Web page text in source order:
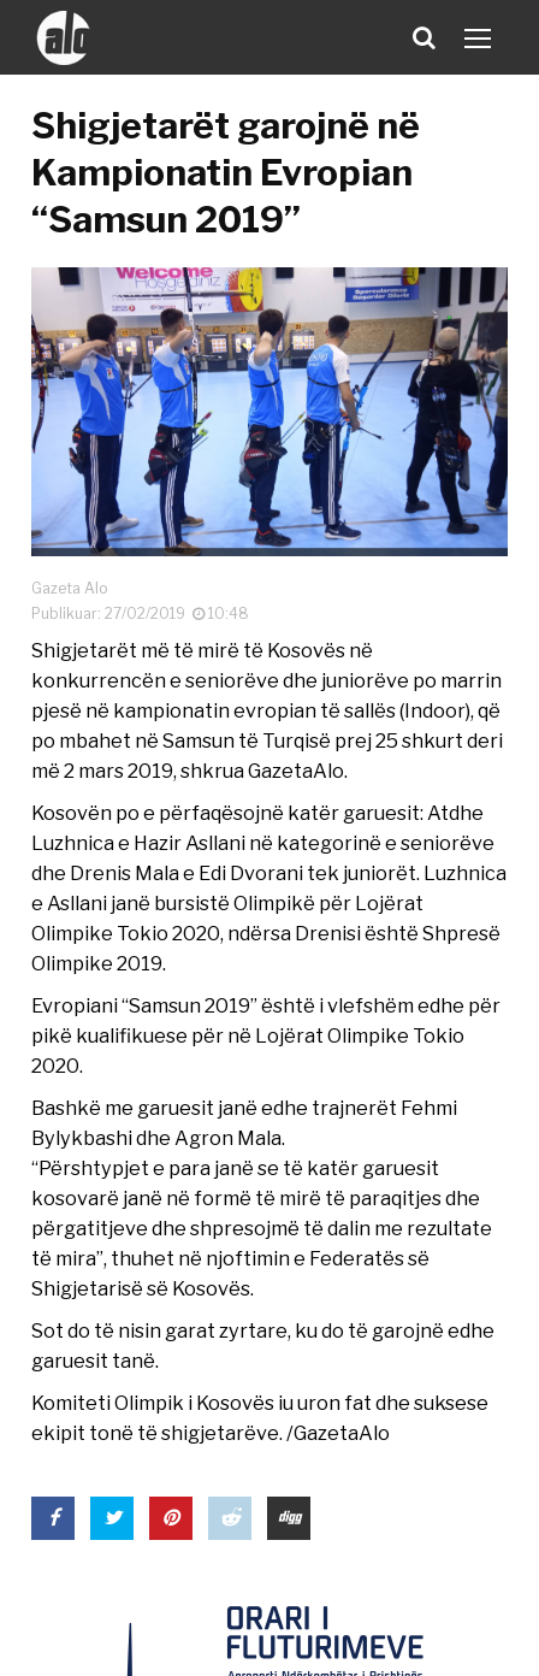
Shigjetarët garojnë në
Kampionatin Evropian
“Samsun 2019”
Gazeta Alo
Publikuar: 27/02/2019
10:48
Shigjetarët më të mirë të Kosovës në
konkurrencën e seniorëve dhe juniorëve po marrin
pjesë në kampionatin evropian të sallës (Indoor), që
po mbahet në Samsun të Turqisë prej 25 shkurt deri
më 2 mars 2019, shkrua GazetaAlo.
Kosovën po e përfaqësojnë katër garuesit: Atdhe
Luzhnica e Hazir Asllani në kategorinë e seniorëve
dhe Drenis Mala e Edi Dvorani tek juniorët. Luzhnica
e Asllani janë bursistë Olimpikë për Lojërat
Olimpike Tokio 2020, ndërsa Drenisi është Shpresë
Olimpike 2019.
Evropiani “Samsun 2019” është i vlefshëm edhe për
pikë kualifikuese për në Lojërat Olimpike Tokio
2020.
Bashkë me garuesit janë edhe trajnerët Fehmi
Bylykbashi dhe Agron Mala.
“Përshtypjet e para janë se të katër garuesit
kosovarë janë në formë të mirë të paraqitjes dhe
përgatitjeve dhe shpresojmë të dalin me rezultate
të mira”, thuhet në njoftimin e Federatës së
Shigjetarisë së Kosovës.
Sot do të nisin garat zyrtare, ku do të garojnë edhe
garuesit tanë.
Komiteti Olimpik i Kosovës iu uron fat dhe suksese
ekipit tonë të shigjetarëve. /GazetaAlo